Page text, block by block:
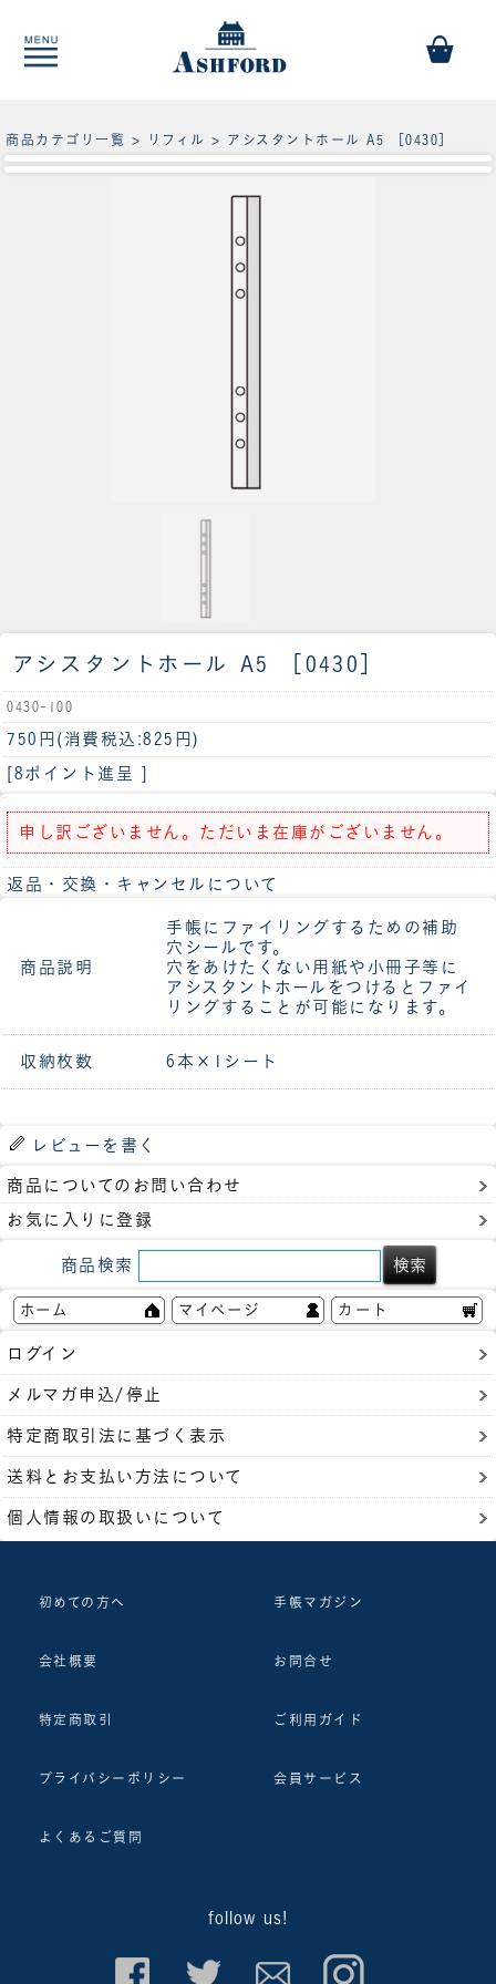
商品カテゴリ一覧 > リフィル > アシスタントホール A5 ［0430］
アシスタントホール A5 ［0430］
0430-100
750円 (消費税込:825円)
[8ポイント進呈 ]
申し訳ございません。ただいま在庫がございません。
返品・交換・キャンセルについて
商品説明
手帳にファイリングするための補助
穴シールです。
穴をあけたくない用紙や小冊子等に
アシスタントホールをつけるとファイ
リングすることが可能になります。
収納枚数 6本×1シート
レビューを書く
商品についてのお問い合わせ
お気に入りに登録
商品検索
ホーム マイページ カート
ログイン
メルマガ申込/停止
特定商取引法に基づく表示
送料とお支払い方法について
個人情報の取扱いについて
初めての方へ 手帳マガジン
会社概要 お問合せ
特定商取引 ご利用ガイド
プライバシーポリシー 会員サービス
よくあるご質問
follow us!